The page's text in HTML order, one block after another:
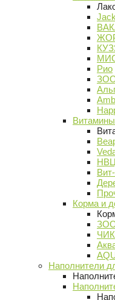
Рио
НВЦ
Корма и
Наполнители